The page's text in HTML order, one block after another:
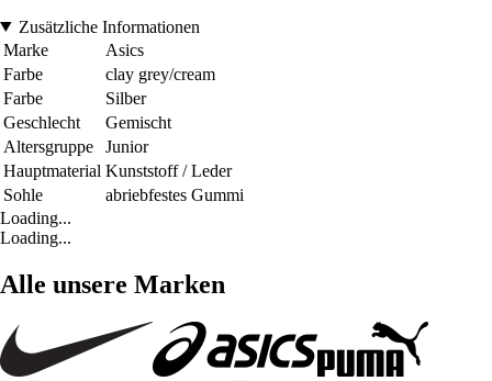
Zusätzliche Informationen
Marke
Asics
Farbe
clay grey/cream
Farbe
Silber
Geschlecht
Gemischt
Altersgruppe
Junior
Hauptmaterial Kunststoff / Leder
Sohle
abriebfestes Gummi
Loading...
Loading...
Alle unsere Marken